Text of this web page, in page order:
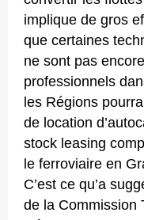
implique de gros
que certaines
ne sont pas
professionnels
les Régions
de location
stock leasing
le ferroviaire en
C’est ce qu’a
de la Commission